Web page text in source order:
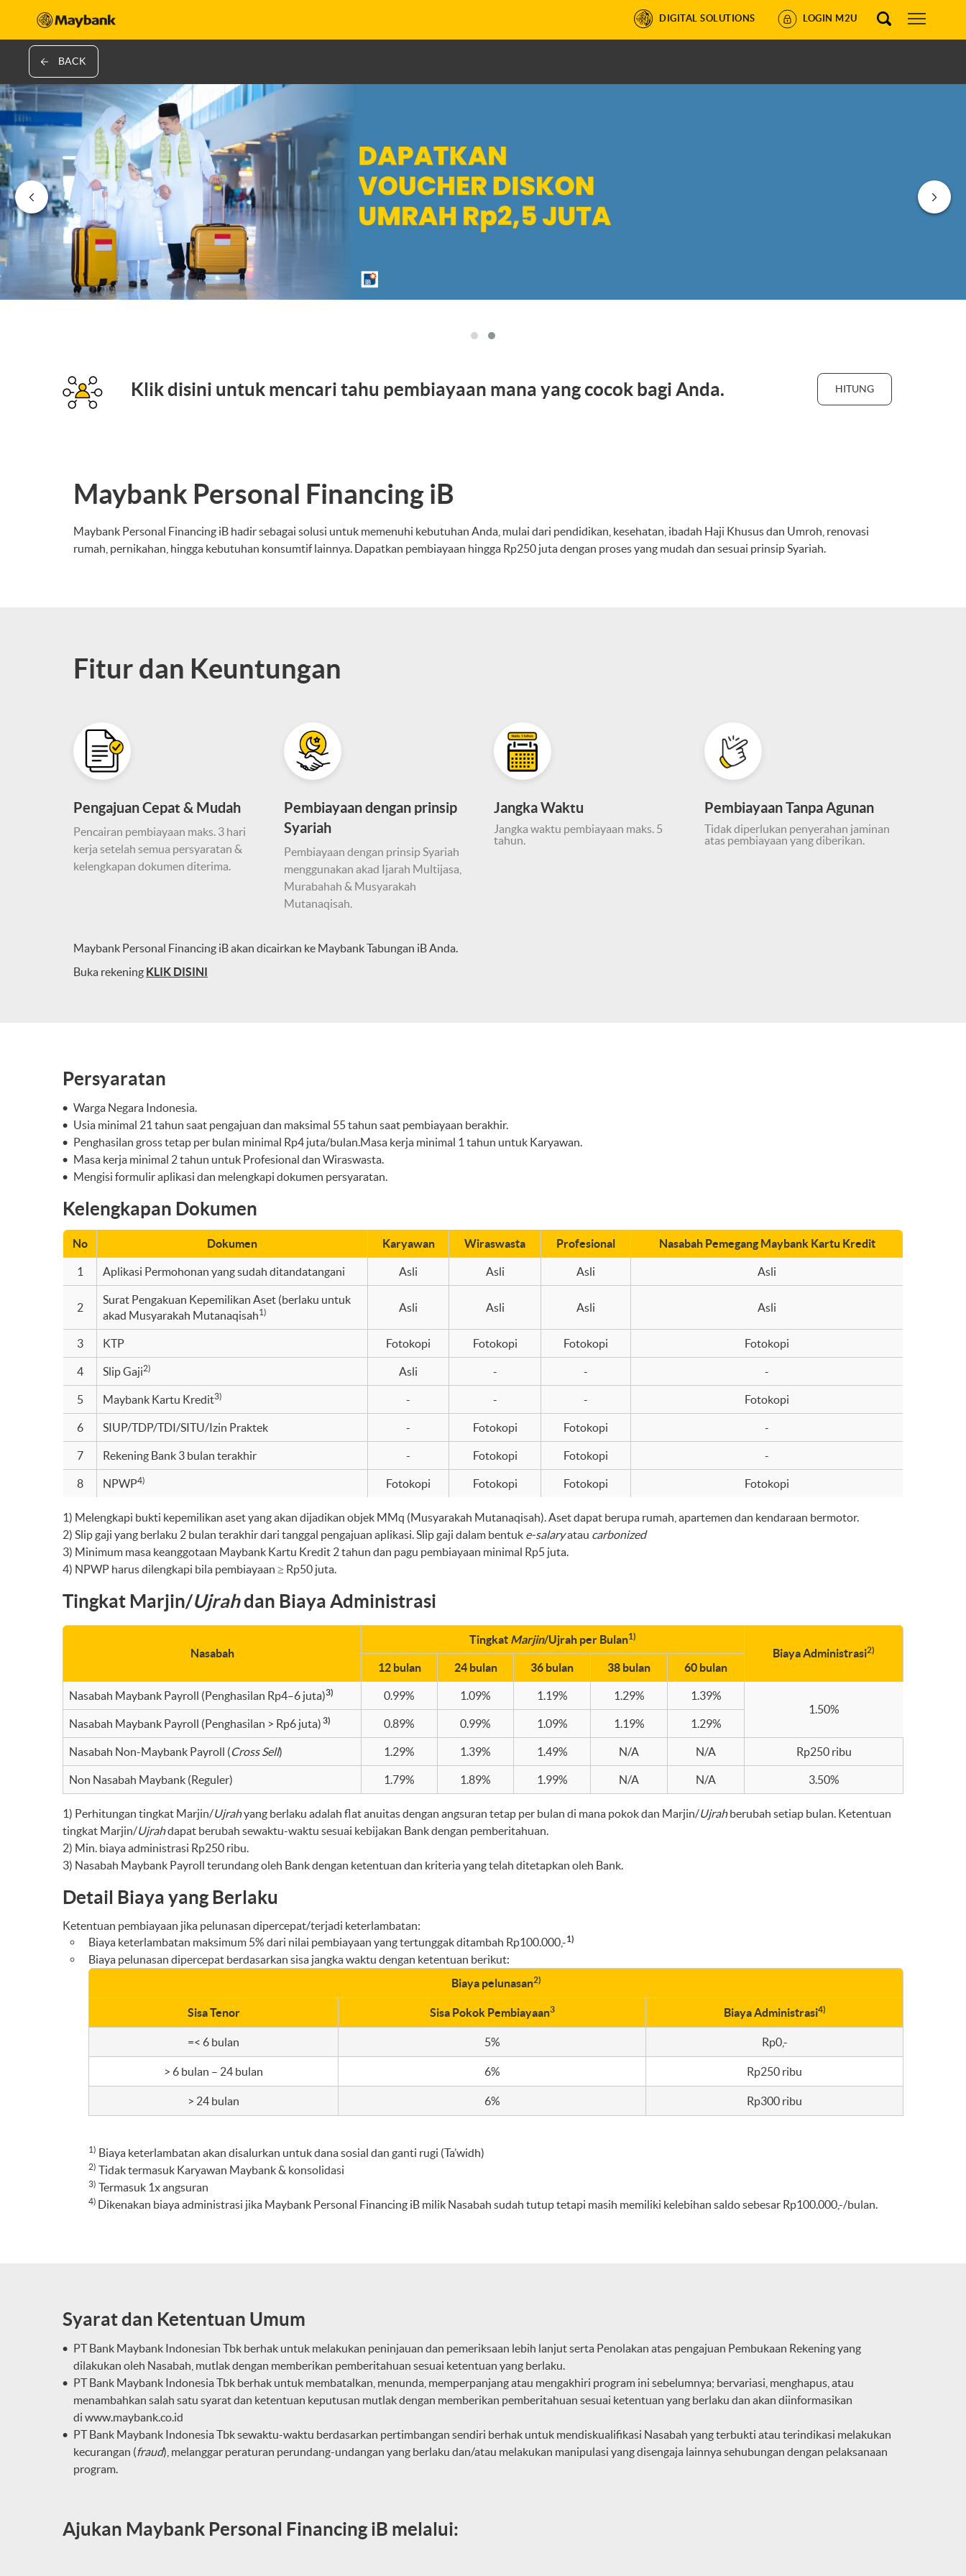
DIGITAL SOLUTIONS LOGIN M2U
BACK
Klik disini untuk mencari tahu pembiayaan mana yang cocok bagi Anda. HITUNG
Maybank Personal Financing iB
Maybank Personal Financing iB hadir sebagai solusi untuk memenuhi kebutuhan Anda, mulai dari pendidikan, kesehatan, ibadah Haji Khusus dan Umroh, renovasi
rumah, pernikahan, hingga kebutuhan konsumtif lainnya. Dapatkan pembiayaan hingga Rp250 juta dengan proses yang mudah dan sesuai prinsip Syariah.
Fitur dan Keuntungan
Pengajuan Cepat & Mudah
Pencairan pembiayaan maks. 3 hari
kerja setelah semua persyaratan &
kelengkapan dokumen diterima.
Pembiayaan dengan prinsip
Syariah
Pembiayaan dengan prinsip Syariah
menggunakan akad Ijarah Multijasa,
Murabahah & Musyarakah
Mutanaqisah.
Jangka Waktu
Jangka waktu pembiayaan maks. 5
tahun.
Pembiayaan Tanpa Agunan
Tidak diperlukan penyerahan jaminan
atas pembiayaan yang diberikan.
Maybank Personal Financing iB akan dicairkan ke Maybank Tabungan iB Anda.
Buka rekening KLIK DISINI
Persyaratan
Warga Negara Indonesia.
Usia minimal 21 tahun saat pengajuan dan maksimal 55 tahun saat pembiayaan berakhir.
Penghasilan gross tetap per bulan minimal Rp4 juta/bulan.Masa kerja minimal 1 tahun untuk Karyawan.
Masa kerja minimal 2 tahun untuk Profesional dan Wiraswasta.
Mengisi formulir aplikasi dan melengkapi dokumen persyaratan.
Kelengkapan Dokumen
No Dokumen Karyawan Wiraswasta Profesional Nasabah Pemegang Maybank Kartu Kredit
1 Aplikasi Permohonan yang sudah ditandatangani Asli Asli Asli Asli
2
Surat Pengakuan Kepemilikan Aset (berlaku untuk
akad Musyarakah Mutanaqisah1) Asli Asli Asli Asli
3 KTP Fotokopi Fotokopi Fotokopi Fotokopi
4 Slip Gaji2) Asli - - -
5 Maybank Kartu Kredit3) - - - Fotokopi
6 SIUP/TDP/TDI/SITU/Izin Praktek - Fotokopi Fotokopi -
7 Rekening Bank 3 bulan terakhir - Fotokopi Fotokopi -
8 NPWP4) Fotokopi Fotokopi Fotokopi Fotokopi
1) Melengkapi bukti kepemilikan aset yang akan dijadikan objek MMq (Musyarakah Mutanaqisah). Aset dapat berupa rumah, apartemen dan kendaraan bermotor.
2) Slip gaji yang berlaku 2 bulan terakhir dari tanggal pengajuan aplikasi. Slip gaji dalam bentuk e-salaryatau carbonized
3) Minimum masa keanggotaan Maybank Kartu Kredit 2 tahun dan pagu pembiayaan minimal Rp5 juta.
4) NPWP harus dilengkapi bila pembiayaan ≥ Rp50 juta.
Tingkat Marjin/Ujrahdan Biaya Administrasi
Nasabah
Tingkat Marjin/Ujrah per Bulan1)
Biaya Administrasi2)
12 bulan 24 bulan 36 bulan 38 bulan 60 bulan
Nasabah Maybank Payroll (Penghasilan Rp4–6 juta)3) 0.99% 1.09% 1.19% 1.29%
1.39%
1.50%
Nasabah Maybank Payroll (Penghasilan > Rp6 juta) 3) 0.89% 0.99% 1.09% 1.19% 1.29%
Nasabah Non-Maybank Payroll (Cross Sell) 1.29% 1.39% 1.49% N/A N/A Rp250 ribu
Non Nasabah Maybank (Reguler) 1.79% 1.89% 1.99% N/A N/A 3.50%
1) Perhitungan tingkat Marjin/Ujrahyang berlaku adalah flat anuitas dengan angsuran tetap per bulan di mana pokok dan Marjin/Ujrahberubah setiap bulan. Ketentuan
tingkat Marjin/Ujrahdapat berubah sewaktu-waktu sesuai kebijakan Bank dengan pemberitahuan.
2) Min. biaya administrasi Rp250 ribu.
3) Nasabah Maybank Payroll terundang oleh Bank dengan ketentuan dan kriteria yang telah ditetapkan oleh Bank.
Detail Biaya yang Berlaku
Ketentuan pembiayaan jika pelunasan dipercepat/terjadi keterlambatan:
Biaya keterlambatan maksimum 5% dari nilai pembiayaan yang tertunggak ditambah Rp100.000,-1)
Biaya pelunasan dipercepat berdasarkan sisa jangka waktu dengan ketentuan berikut:
Biaya pelunasan2)
Sisa Tenor Sisa Pokok Pembiayaan3 Biaya Administrasi4)
=< 6 bulan 5% Rp0,-
> 6 bulan – 24 bulan 6% Rp250 ribu
> 24 bulan 6% Rp300 ribu
1) Biaya keterlambatan akan disalurkan untuk dana sosial dan ganti rugi (Ta’widh)
2) Tidak termasuk Karyawan Maybank & konsolidasi
3) Termasuk 1x angsuran
4) Dikenakan biaya administrasi jika Maybank Personal Financing iB milik Nasabah sudah tutup tetapi masih memiliki kelebihan saldo sebesar Rp100.000,-/bulan.
Syarat dan Ketentuan Umum
PT Bank Maybank Indonesian Tbk berhak untuk melakukan peninjauan dan pemeriksaan lebih lanjut serta Penolakan atas pengajuan Pembukaan Rekening yang
dilakukan oleh Nasabah, mutlak dengan memberikan pemberitahuan sesuai ketentuan yang berlaku.
PT Bank Maybank Indonesia Tbk berhak untuk membatalkan, menunda, memperpanjang atau mengakhiri program ini sebelumnya; bervariasi, menghapus, atau
menambahkan salah satu syarat dan ketentuan keputusan mutlak dengan memberikan pemberitahuan sesuai ketentuan yang berlaku dan akan diinformasikan
di www.maybank.co.id
PT Bank Maybank Indonesia Tbk sewaktu-waktu berdasarkan pertimbangan sendiri berhak untuk mendiskualifikasi Nasabah yang terbukti atau terindikasi melakukan
kecurangan (fraud), melanggar peraturan perundang-undangan yang berlaku dan/atau melakukan manipulasi yang disengaja lainnya sehubungan dengan pelaksanaan
program.
Ajukan Maybank Personal Financing iB melalui: